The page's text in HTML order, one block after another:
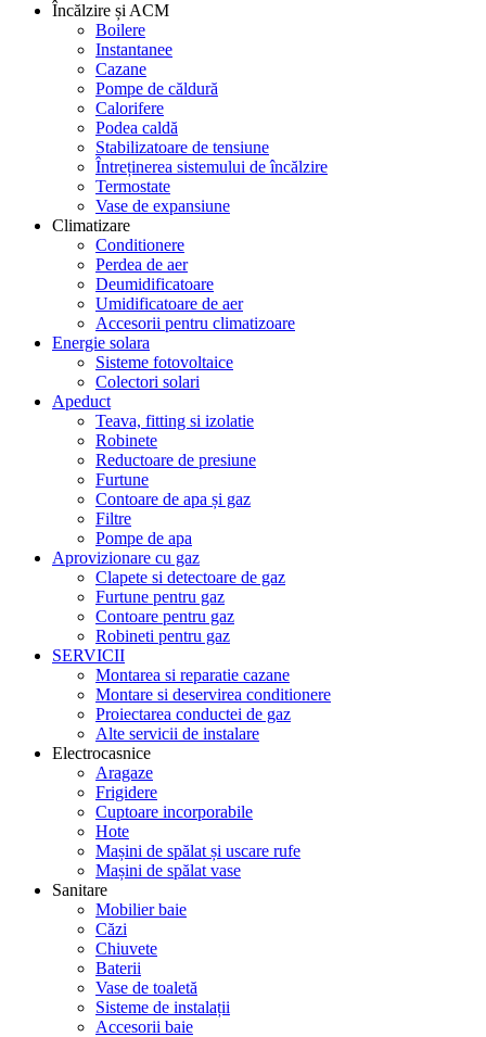
Încălzire și ACM
Boilere
Instantanee
Cazane
Pompe de căldură
Calorifere
Podea caldă
Stabilizatoare de tensiune
Întreținerea sistemului de încălzire
Termostate
Vase de expansiune
Climatizare
Conditionere
Perdea de aer
Deumidificatoare
Umidificatoare de aer
Accesorii pentru climatizoare
Energie solara
Sisteme fotovoltaice
Colectori solari
Apeduct
Teava, fitting si izolatie
Robinete
Reductoare de presiune
Furtune
Contoare de apa și gaz
Filtre
Pompe de apa
Aprovizionare cu gaz
Clapete si detectoare de gaz
Furtune pentru gaz
Contoare pentru gaz
Robineti pentru gaz
SERVICII
Montarea si reparatie cazane
Montare si deservirea conditionere
Proiectarea conductei de gaz
Alte servicii de instalare
Electrocasnice
Aragaze
Frigidere
Cuptoare incorporabile
Hote
Mașini de spălat și uscare rufe
Mașini de spălat vase
Sanitare
Mobilier baie
Căzi
Chiuvete
Baterii
Vase de toaletă
Sisteme de instalații
Accesorii baie